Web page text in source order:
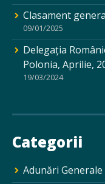
Clasament
09/01/2025
Delegația
Polonia, Aprilie,
19/03/2024
Categorii
Adunări Generale